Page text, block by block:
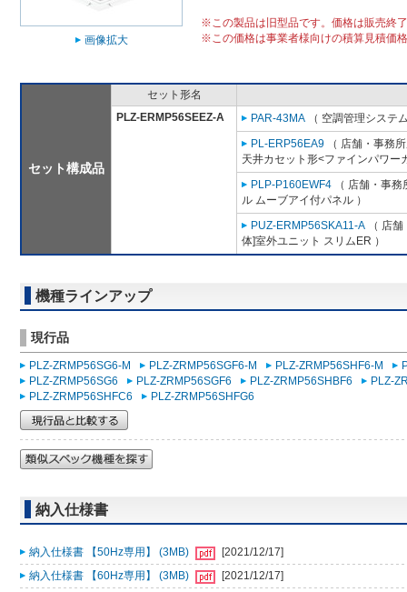
画像拡大
※この製品は旧型品です。価格は販売終
※この価格は事業者様向けの積算見積価
セット構成品
セット形名
PLZ-ERMP56SEEZ-A
PAR-43MA （ 空調管理システ
PL-ERP56EA9 （ 店舗・事務
天井カセット形<ファインパワー
PLP-P160EWF4 （ 店舗・事
ル ムーブアイ付パネル ）
PUZ-ERMP56SKA11-A （ 店
体]室外ユニット スリムER ）
機種ラインアップ
現行品
PLZ-ZRMP56SG6-M PLZ-ZRMP56SGF6-M PLZ-ZRMP56SHF6-M
PLZ-ZRMP56SG6
PLZ-ZRMP56SGF6 PLZ-ZRMP56SHBF6
PLZ-
PLZ-ZRMP56SHFC6
PLZ-ZRMP56SHFG6
納入仕様書
納入仕様書 【50Hz専用】 (3MB)
[2021/12/17]
納入仕様書 【60Hz専用】 (3MB)
[2021/12/17]